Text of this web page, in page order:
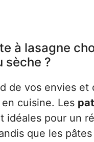
à lasagne
sèche ?
de vos envies et
cuisine. Les
idéales pour un
que les